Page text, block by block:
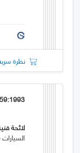
نظرة
لائحة
السيارات